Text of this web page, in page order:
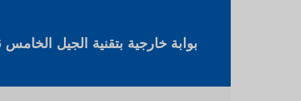
بوابة خارجية بتقنية الجيل الخامس IP67 N506